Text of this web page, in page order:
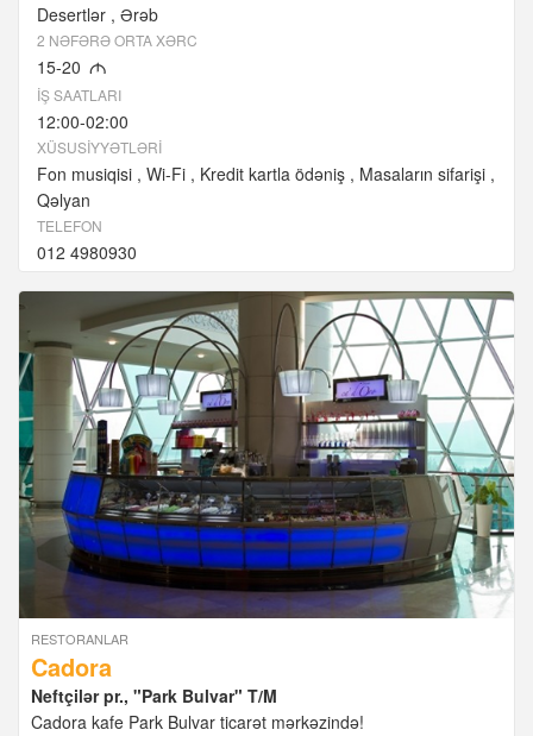
Desertlər Ərəb
2 NƏFƏRƏ ORTA XƏRC
15-20 M
İŞ SAATLARI
12:00-02:00
XÜSUSIYYƏTLƏRI
Fon musiqisi Wi-Fi Kredit kartla ödəniş
Masaların sifarişi
Qəlyan
TELEFON
012 4980930
RESTORANLAR
Cadora
Neftçilər pr., "Park Bulvar" T/M
Cadora kafe Park Bulvar ticarət mərkəzində!